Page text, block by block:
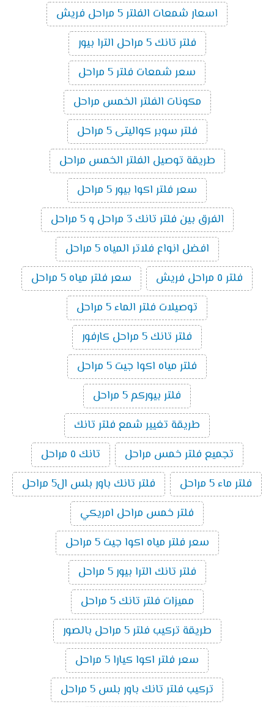
اسعار شمعات الفلتر 5 مراحل فريش
فلتر تانك 5 مراحل الترا بيور
سعر شمعات فلتر 5 مراحل
مكونات الفلتر الخمس مراحل
فلتر سوبر كواليتى 5 مراحل
طريقة توصيل الفلتر الخمس مراحل
سعر فلتر اكوا بيور 5 مراحل
الفرق بين فلتر تانك 3 مراحل و 5 مراحل
افضل انواع فلاتر المياه 5 مراحل
فلتر ٥ مراحل فريش
سعر فلتر مياه 5 مراحل
توصيلات فلتر الماء 5 مراحل
فلتر تانك 5 مراحل كارفور
فلتر مياه اكوا جيت 5 مراحل
فلتر بيوركم 5 مراحل
طريقة تغيير شمع فلتر تانك
تجميع فلتر خمس مراحل
تانك ٥ مراحل
فلتر ماء 5 مراحل
فلتر تانك باور بلس ال5 مراحل
فلتر خمس مراحل امريكي
سعر فلتر مياه اكوا جيت 5 مراحل
فلتر تانك الترا بيور 5 مراحل
مميزات فلتر تانك 5 مراحل
طريقة تركيب فلتر 5 مراحل بالصور
سعر فلتر اكوا كيارا 5 مراحل
تركيب فلتر تانك باور بلس 5 مراحل